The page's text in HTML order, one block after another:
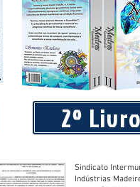
2º
Sindicato
Indústrias